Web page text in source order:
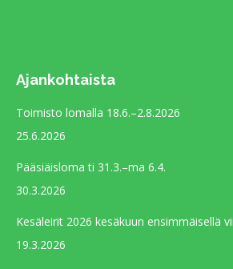
Ajankohtaista
Toimisto lomalla 18.6.–2.8.2026
25.6.2026
Pääsiäisloma ti 31.3.–ma 6.4.
30.3.2026
Kesäleirit 2026 kesäkuun ensimmäisellä
19.3.2026